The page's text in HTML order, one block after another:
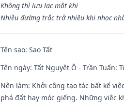
Không thì lưu lạc một khi
Nhiều đường trắc trở nhiều khi nhọc
Tên sao: Sao Tất
Tên ngày: Tất Nguyệt Ô - Trần Tuấn:
Nên làm: Khởi công tạo tác bất kể
phá đất hay móc giếng. Những việc